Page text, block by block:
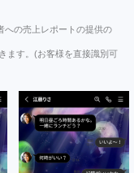
への売上レポートの提供の
ます。(お客様を直接識別可